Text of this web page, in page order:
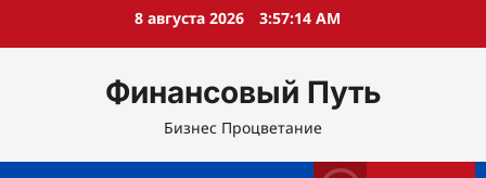
8 августа 2026 3:57:15 AM
Финансовый Путь
Бизнес Процветание